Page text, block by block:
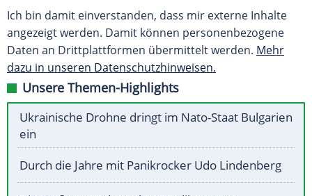
Ich bin damit einverstanden, dass mir externe Inhalte
angezeigt werden. Damit können personenbezogene
Daten an Drittplattformen übermittelt werden. Mehr
dazu in unseren Datenschutzhinweisen.
Unsere Themen-Highlights
Ukrainische Drohne dringt im Nato-Staat Bulgarien
ein
Durch die Jahre mit Panikrocker Udo Lindenberg